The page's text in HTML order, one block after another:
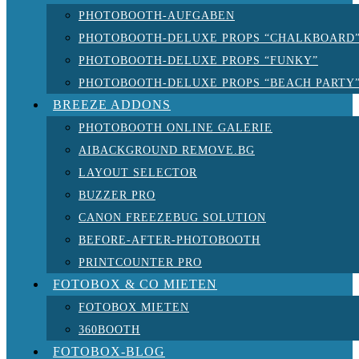
PHOTOBOOTH-AUFGABEN
PHOTOBOOTH-DELUXE PROPS
PHOTOBOOTH-DELUXE PROPS “FUNKY”
PHOTOBOOTH-DELUXE PROPS “BEACH
BREEZE ADDONS
PHOTOBOOTH ONLINE GALERIE
AIBACKGROUND REMOVE.BG
LAYOUT SELECTOR
BUZZER PRO
CANON FREEZEBUG SOLUTION
BEFORE-AFTER-PHOTOBOOTH
PRINTCOUNTER PRO
FOTOBOX & CO MIETEN
FOTOBOX MIETEN
360BOOTH
FOTOBOX-BLOG